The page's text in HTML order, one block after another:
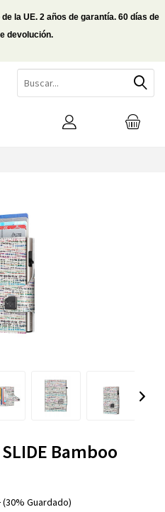
la UE. 2 años de garantía. 60 días de
devolución.
Bamboo
(30% Guardado)